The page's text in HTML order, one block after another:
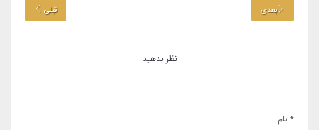
بعدی قبلی
نظر بدهید
* نام